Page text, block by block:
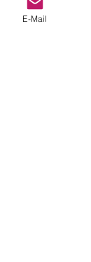
Check
E-Mail